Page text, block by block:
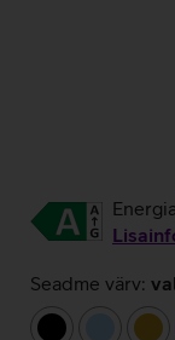
Seadme värv:
must